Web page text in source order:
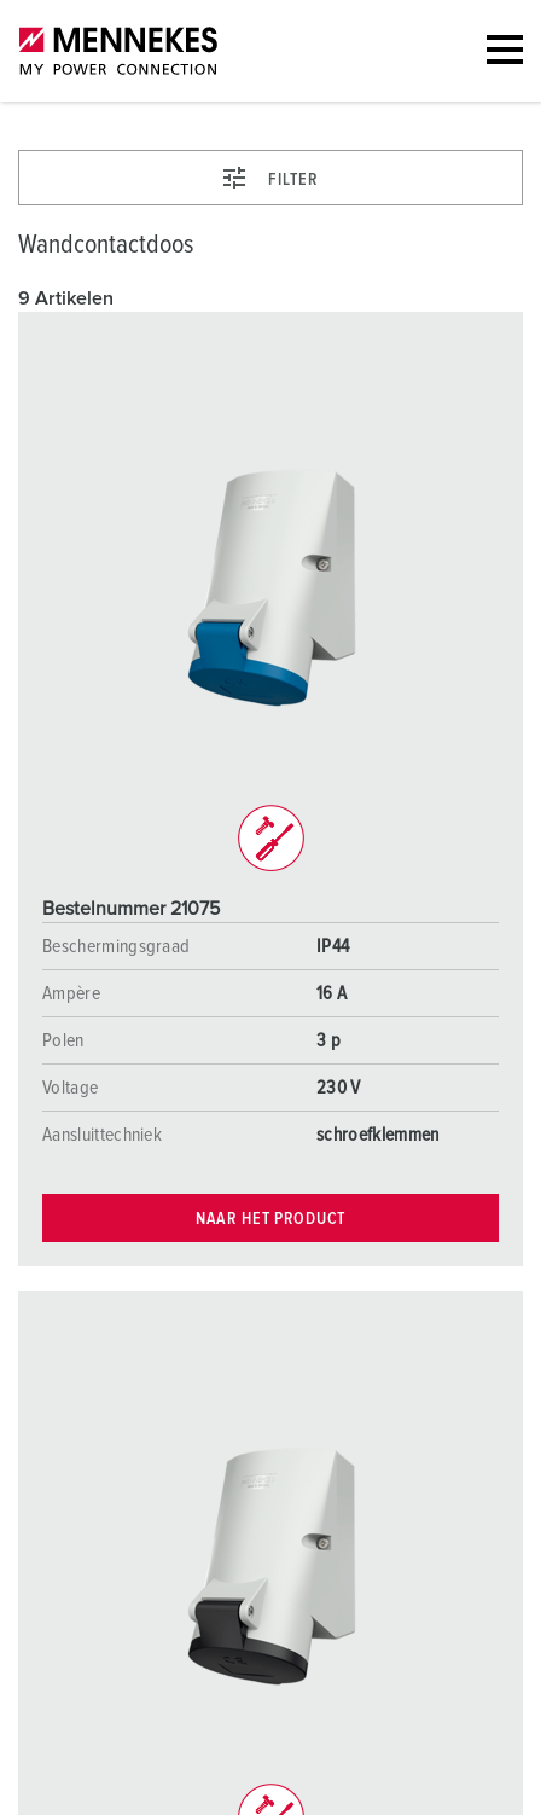
FILTER
Wandcontactdoos
9 Artikelen
Bestelnummer 21075
Beschermingsgraad
IP44
Ampère 16 A
Polen 3 p
Voltage 230 V
Aansluittechniek schroefklemmen
NAAR HET PRODUCT